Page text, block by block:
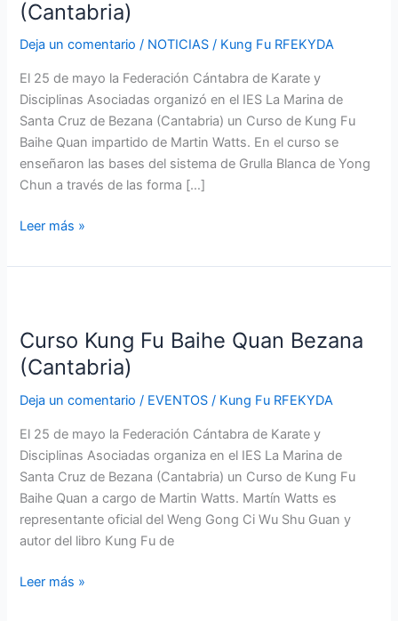
(Cantabria)
Deja un comentario / NOTICIAS / Kung Fu RFEKYDA
El 25 de mayo la Federación Cántabra de Karate y
Disciplinas Asociadas organizó en el IES La Marina de
Santa Cruz de Bezana (Cantabria) un Curso de Kung Fu
Baihe Quan impartido de Martin Watts. En el curso se
enseñaron las bases del sistema de Grulla Blanca de Yong
Chun a través de las forma […]
Baihe
Quan
Bezana
(Cantabria)
Leer más »
Curso Kung Fu Baihe Quan Bezana
(Cantabria)
Deja un comentario / EVENTOS / Kung Fu RFEKYDA
El 25 de mayo la Federación Cántabra de Karate y
Disciplinas Asociadas organiza en el IES La Marina de
Santa Cruz de Bezana (Cantabria) un Curso de Kung Fu
Baihe Quan a cargo de Martin Watts. Martín Watts es
representante oficial del Weng Gong Ci Wu Shu Guan y
autor del libro Kung Fu de
Fu
Baihe
Quan
Bezana
Leer más »